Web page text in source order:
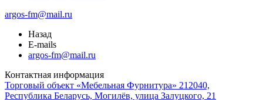
argos-fm@mail.ru
Назад
E-mails
argos-fm@mail.ru
Контактная информация
Торговый объект «Мебельная Фурнитура» 212040,
Республика Беларусь, Могилёв, улица Залуцкого, 21